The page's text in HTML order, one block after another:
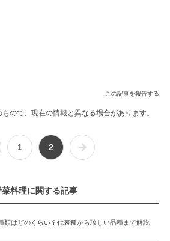
この記事を報告する
ので、現在の情報と異なる場合があります。
1 2
料理に関する記事
類はどのくらい？代表種から珍しい品種まで解説